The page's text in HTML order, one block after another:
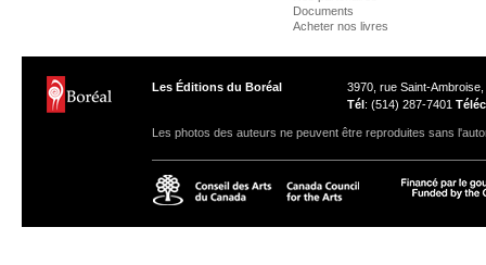
Documents
Acheter nos livres
Les Éditions du Boréal
3970, rue Saint-
Tél: (514) 287-7401 Téléc
Les photos des auteurs ne peuvent être reproduites sans